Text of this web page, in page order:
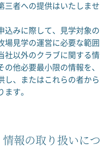
三者への提供はいたしませ
込みに際して、見学対象の
場見学の運営に必要な範囲
社以外のクラブに関する情
他必要最小限の情報を、
し、またはこれらの者から
す。
報の取り扱いにつ